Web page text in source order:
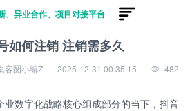
、异业合作、项目对接平台
如何注销 注销需多久
客圈小编Z 2025-12-31 00:35:15 482
业数字化战略核心组成部分的当下，抖音